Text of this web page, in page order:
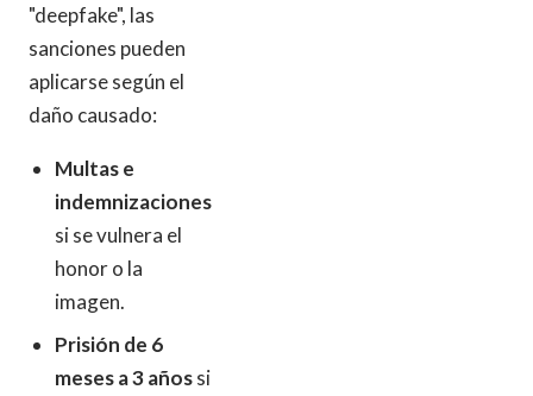
"deepfake", las
sanciones pueden
aplicarse según el
daño causado:
Multas e
indemnizaciones
si se vulnera el
honor o la
imagen.
Prisión de 6
meses a 3 añossi